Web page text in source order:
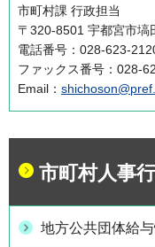
市町村課 行政担当
〒320-8501 宇都宮市
電話番号：028-623-
ファックス番号：028-
Email：
市町村人事
地方公共団体給